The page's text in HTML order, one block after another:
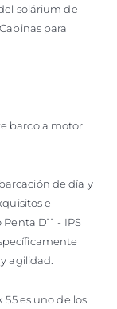
solárium de
para
barco a motor
de día y
e
D11 - IPS
agilidad.
es uno de los